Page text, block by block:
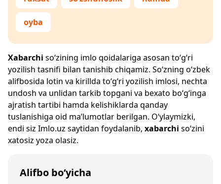
oyba
Xabarchi so‘zining imlo qoidalariga asosan to‘g‘ri
yozilish tasnifi bilan tanishib chiqamiz. So‘zning o‘zbek
alifbosida lotin va kirillda to‘g‘ri yozilish imlosi, nechta
undosh va unlidan tarkib topgani va bexato bo‘g‘inga
ajratish tartibi hamda kelishiklarda qanday
tuslanishiga oid ma’lumotlar berilgan. O‘ylaymizki,
endi siz Imlo.uz saytidan foydalanib, xabarchi so‘zini
xatosiz yoza olasiz.
Alifbo bo‘yicha